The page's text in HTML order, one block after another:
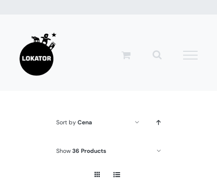
zawartości
Sort byCena
Show36 Products